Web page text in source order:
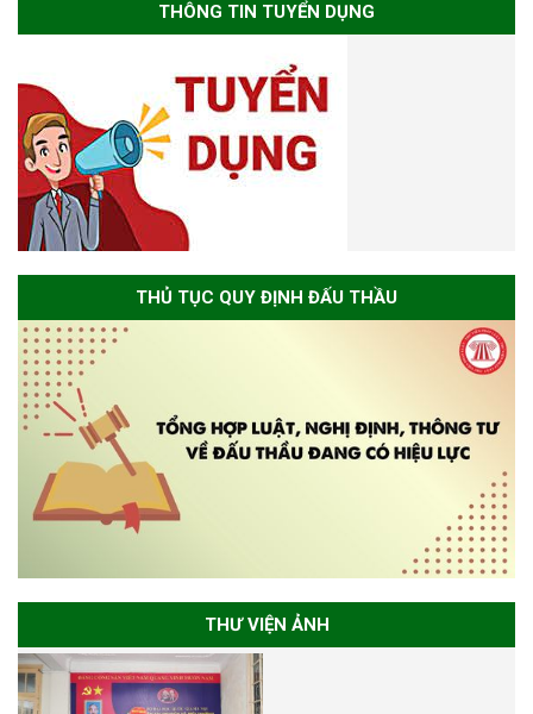
THÔNG TIN TUYỂN DỤNG
THỦ TỤC QUY ĐỊNH ĐẤU THẦU
THƯ VIỆN ẢNH